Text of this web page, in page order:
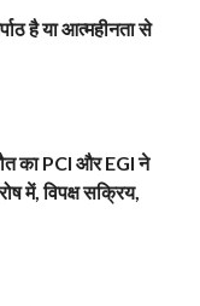
है या आत्महीनता से
का PCI और EGI ने
में, विपक्ष सक्रिय,